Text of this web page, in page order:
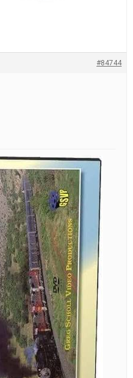
#84744